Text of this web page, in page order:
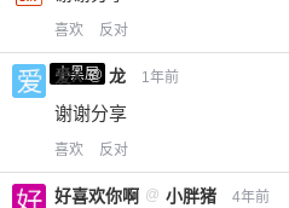
喜欢 反对
小黑屋
爱X @ 龙 1年前
谢谢分享
喜欢 反对
好喜欢你啊 @ 小胖猪 4年前